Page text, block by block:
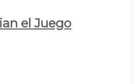
el Juego